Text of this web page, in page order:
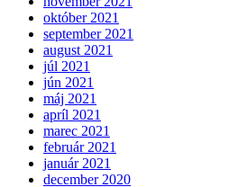
október 2021
september 2021
august 2021
júl 2021
jún 2021
máj 2021
apríl 2021
marec 2021
február 2021
január 2021
december 2020